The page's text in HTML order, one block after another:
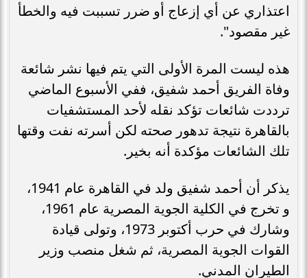
اعتذاري عن أي إزعاج أو ضرر تسببت فيه والخطأ
غير مقصود".
هذه ليست المرة الأولى التي يتم فيها نشر شائعة
وفاة الفريق أحمد شفيق، ففي الأسبوع الماضي
ترددت شائعات تؤكد نقله لأحد المستشفيات
بالقاهرة نتيجة تدهور صحته لكن أسرته نفت وقتها
تلك الشائعات مؤكدة أنه بخير.
يذكر أن أحمد شفيق ولد في القاهرة عام 1941،
و تخرج في الكلية الجوية المصرية عام 1961،
وشارك في حرب أكتوبر 1973، وتولى قيادة
القوات الجوية المصرية، ثم شغل منصب وزير
الطيران المدني.